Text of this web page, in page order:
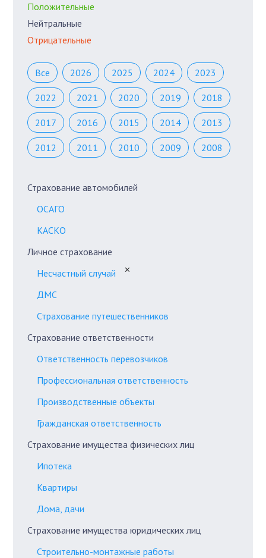
Положительные
Нейтральные
Отрицательные
Все 2026 2025 2024 2023
2022 2021 2020 2019 2018
2017 2016 2015 2014 2013
2012 2011 2010 2009 2008
Страхование автомобилей
ОСАГО
КАСКО
Личное страхование
Несчастный случай
✕
ДМС
Страхование путешественников
Страхование ответственности
Ответственность перевозчиков
Профессиональная ответственность
Производственные объекты
Гражданская ответственность
Страхование имущества физических лиц
Ипотека
Квартиры
Дома, дачи
Страхование имущества юридических лиц
Строительно-монтажные работы